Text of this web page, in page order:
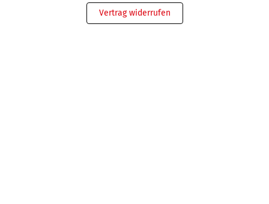
Vertrag widerrufen